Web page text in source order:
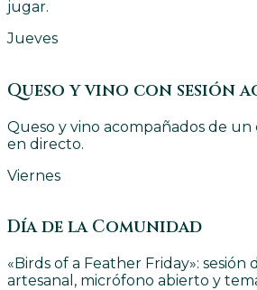
jugar.
Jueves
Queso y vino con sesión
Queso y vino acompañados de
en directo.
Viernes
Día de la Comunidad
«Birds of a Feather Friday»: sesión
artesanal, micrófono abierto y